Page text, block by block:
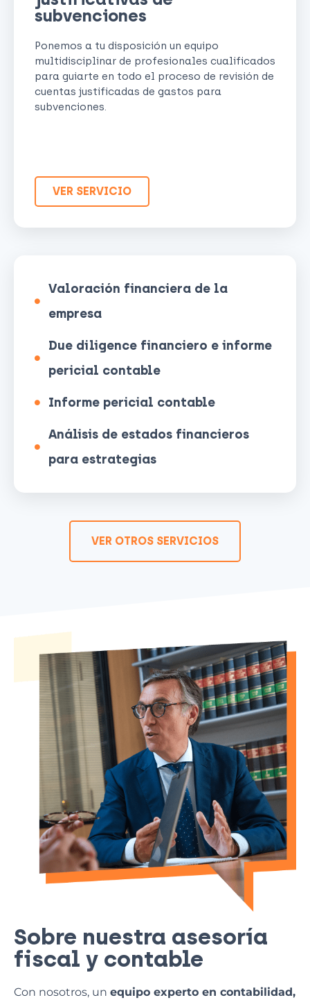
subvenciones
Ponemos a tu disposición un equipo
multidisciplinar de profesionales cualificados
para guiarte en todo el proceso de revisión de
cuentas justificadas de gastos para
subvenciones.
VER SERVICIO
Valoración financiera de la
empresa
Due diligence financiero e informe
pericial contable
Informe pericial contable
Análisis de estados financieros
para estrategias
VER OTROS SERVICIOS
Sobre nuestra asesoría
fiscal y contable
Con nosotros, un equipo experto en contabilidad,